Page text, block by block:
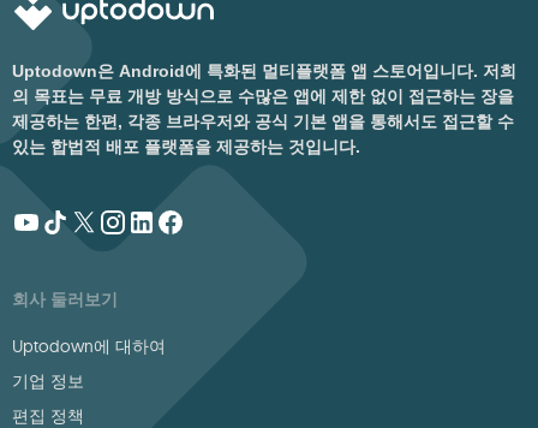
Uptodown은 Android에 특화된 멀티플랫폼 앱 스토어입니다. 저희
의 목표는 무료 개방 방식으로 수많은 앱에 제한 없이 접근하는 장을
제공하는 한편, 각종 브라우저와 공식 기본 앱을 통해서도 접근할 수
있는 합법적 배포 플랫폼을 제공하는 것입니다.
회사 둘러보기
Uptodown에 대하여
기업 정보
편집 정책